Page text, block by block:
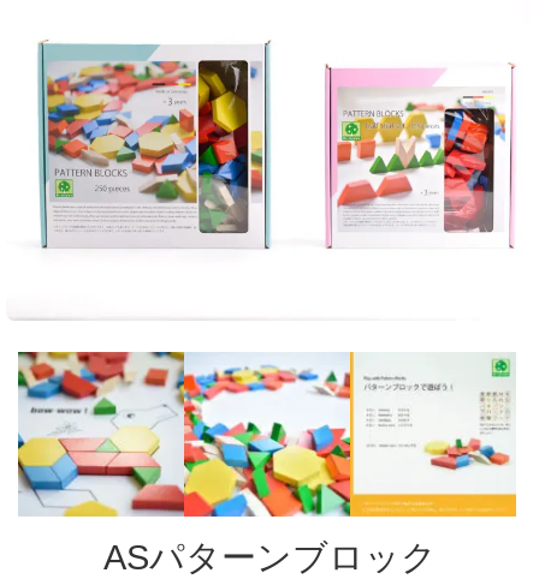
ASパターンブロック